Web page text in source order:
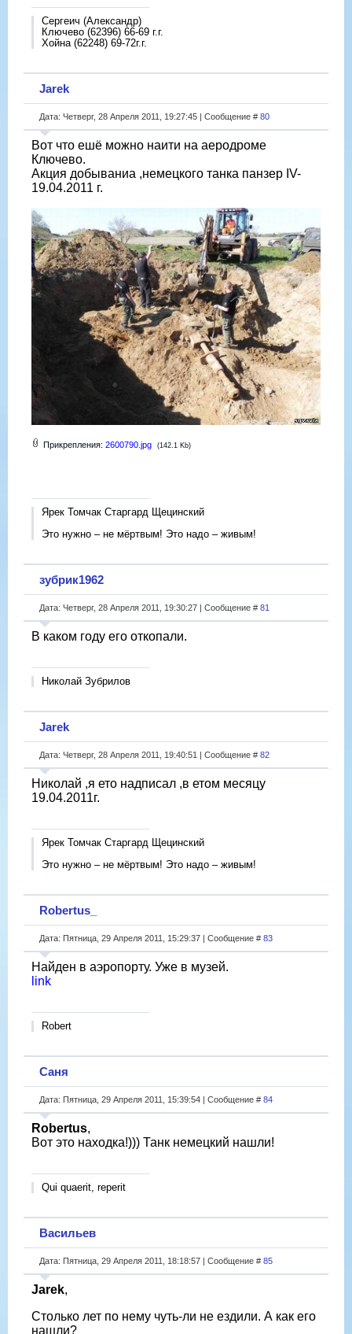
Сергеич (Александр)
Ключево (62396) 66-69 г.г.
Хойна (62248) 69-72г.г.
Jarek
Дата: Четверг, 28 Апреля 2011, 19:27:45 | Сообщение # 80
Вот что ешё можно наити на аеродроме
Ключево.
Акция добываниа ,немецкого танка панзер IV-
19.04.2011 г.
Прикрепления: 2600790.jpg (142.1 Kb)
Ярек Томчак Старгард Щецинский
Это нужно – не мёртвым! Это надо – живым!
зубрик1962
Дата: Четверг, 28 Апреля 2011, 19:30:27 | Сообщение # 81
В каком году его откопали.
Николай Зубрилов
Jarek
Дата: Четверг, 28 Апреля 2011, 19:40:51 | Сообщение # 82
Николай ,я ето надписал ,в етом месяцу
19.04.2011г.
Ярек Томчак Старгард Щецинский
Это нужно – не мёртвым! Это надо – живым!
Robertus_
Дата: Пятница, 29 Апреля 2011, 15:29:37 | Сообщение # 83
Найден в аэропорту. Уже в музей.
link
Robert
Саня
Дата: Пятница, 29 Апреля 2011, 15:39:54 | Сообщение # 84
Robertus,
Вот это находка!))) Танк немецкий нашли!
Qui quaerit, reperit
Васильев
Дата: Пятница, 29 Апреля 2011, 18:18:57 | Сообщение # 85
Jarek,
Столько лет по нему чуть-ли не ездили. А как его
нашли?